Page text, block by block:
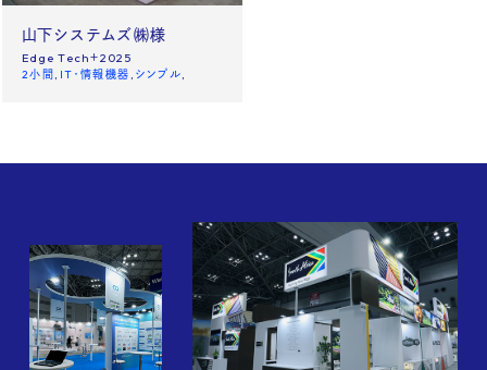
News Site policy
X
山下システムズ㈱様
Edge Tech＋2025
2小間 IT・情報機器 シンプル